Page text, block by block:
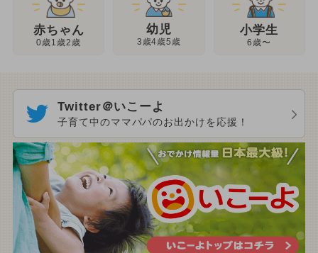
赤ちゃん
0歳1歳2歳
幼児
3歳4歳5歳
小学生
6歳〜
Twitter＠いこーよ
子育て中のママパパのお出かけを応援！